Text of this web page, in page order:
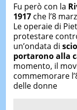
Fu però con la
1917che l’8
Le operaie di
protestare
un’ondata di
portarono alla
momento, il
commemorare
delle donne​